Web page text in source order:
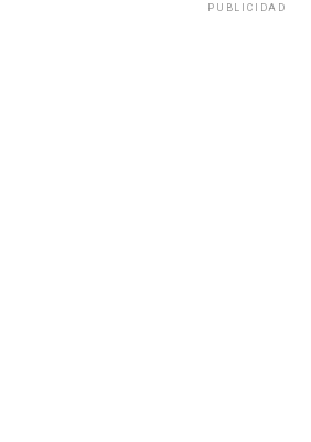
PUBLICIDAD